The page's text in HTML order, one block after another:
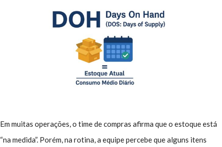
Em muitas operações, o time de compras afirma que o estoque está
“na medida”. Porém, na rotina, a equipe percebe que alguns itens